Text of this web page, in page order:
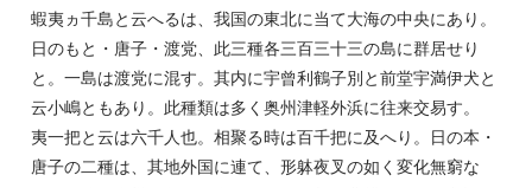
蝦夷ヵ千島と云へるは、我国の東北に当て大海の中央にあり。
日のもと・唐子・渡党、此三種各三百三十三の島に群居せり
と。一島は渡党に混す。其内に宇曾利鶴子別と前堂宇満伊犬と
云小嶋ともあり。此種類は多く奥州津軽外浜に往来交易す。
夷一把と云は六千人也。相聚る時は百千把に及へり。日の本・
唐子の二種は、其地外国に連て、形躰夜叉の如く変化無窮な